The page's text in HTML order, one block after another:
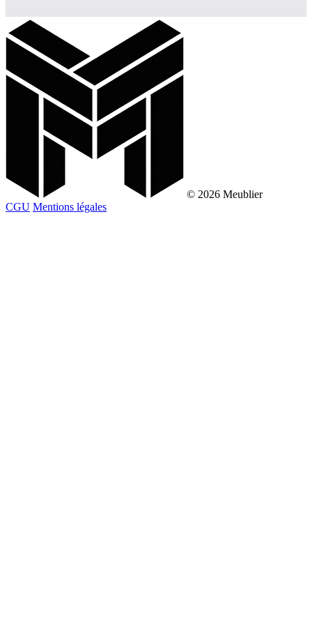
© 2026 Meublier
CGU Mentions légales